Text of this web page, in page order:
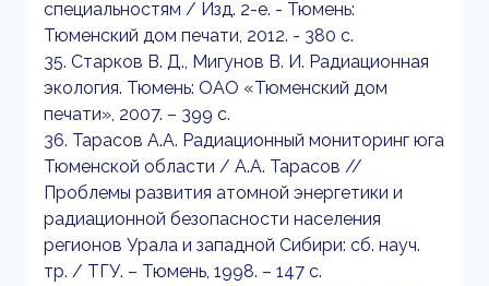
специальностям / Изд. 2-е. - Тюмень:
Тюменский дом печати, 2012. - 380 с.
35. Старков В. Д., Мигунов В. И. Радиационная
экология. Тюмень: ОАО «Тюменский дом
печати», 2007. – 399 с.
36. Тарасов А.А. Радиационный мониторинг юга
Тюменской области / А.А. Тарасов //
Проблемы развития атомной энергетики и
радиационной безопасности населения
регионов Урала и западной Сибири: сб. науч.
тр. / ТГУ. – Тюмень, 1998. – 147 с.